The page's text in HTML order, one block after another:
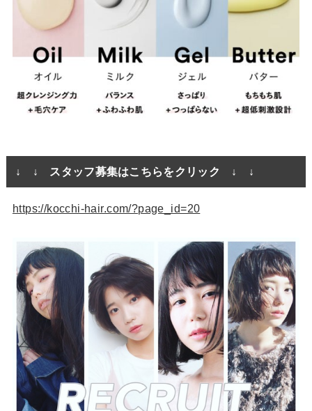
↓ ↓ スタッフ募集はこちらをクリック ↓ ↓
https://kocchi-hair.com/?page_id=20